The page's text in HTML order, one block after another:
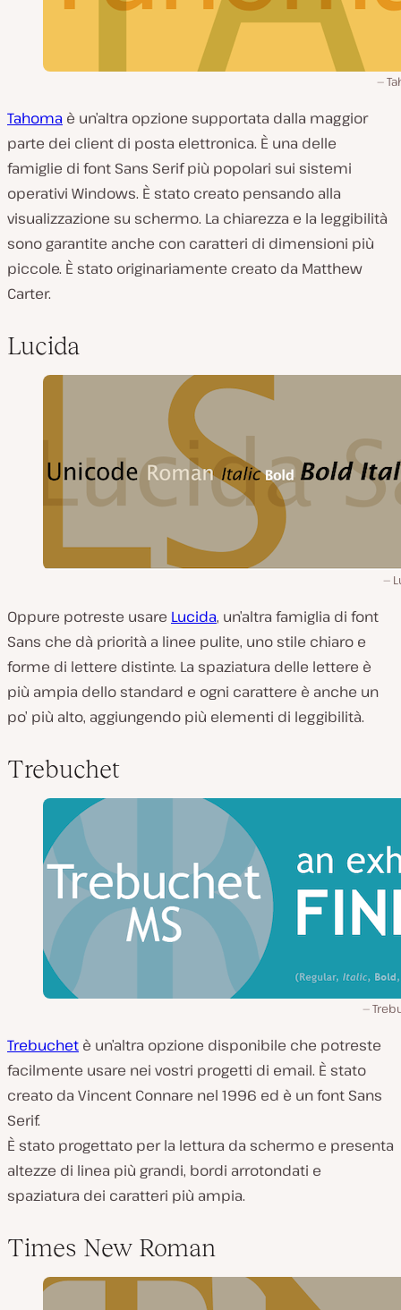
Tahoma è un’altra opzione supportata dalla maggior
parte dei client di posta elettronica. È una delle
famiglie di font Sans Serif più popolari sui sistemi
operativi Windows. È stato creato pensando alla
visualizzazione su schermo. La chiarezza e la leggibilità
sono garantite anche con caratteri di dimensioni più
piccole. È stato originariamente creato da Matthew
Carter.
Lucida
Oppure potreste usare Lucida, un’altra famiglia di font
Sans che dà priorità a linee pulite, uno stile chiaro e
forme di lettere distinte. La spaziatura delle lettere è
più ampia dello standard e ogni carattere è anche un
po’ più alto, aggiungendo più elementi di leggibilità.
Trebuchet
Trebuchet è un’altra opzione disponibile che potreste
facilmente usare nei vostri progetti di email. È stato
creato da Vincent Connare nel 1996 ed è un font Sans
Serif.
È stato progettato per la lettura da schermo e presenta
altezze di linea più grandi, bordi arrotondati e
spaziatura dei caratteri più ampia.
Times New Roman